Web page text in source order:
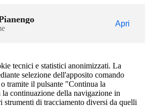
Apri
tecnici e statistici anonimizzati. La
selezione dell'apposito comando
tramite il pulsante "Continua la
continuazione della navigazione in
strumenti di tracciamento diversi da quelli